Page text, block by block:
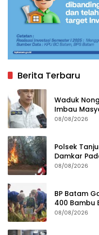
Berita Terbaru
Waduk
Imbau
Bijak
08/08/2026
Polsek
Damkar
Bugis
08/08/2026
BP Batam
400 Bambu
Nongsa
08/08/2026